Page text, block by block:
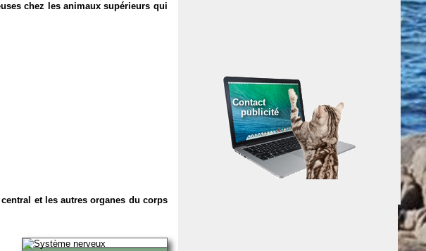
chez les animaux supérieurs qui
et les autres organes du corps
Contact
publicité